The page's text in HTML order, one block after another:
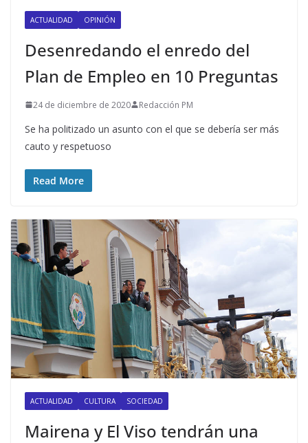
ACTUALIDAD OPINIÓN
Desenredando el enredo del
Plan de Empleo en 10 Preguntas
24 de diciembre de 2020 Redacción PM
Se ha politizado un asunto con el que se debería ser más
cauto y respetuoso
Read More
ACTUALIDAD CULTURA SOCIEDAD
Mairena y El Viso tendrán una